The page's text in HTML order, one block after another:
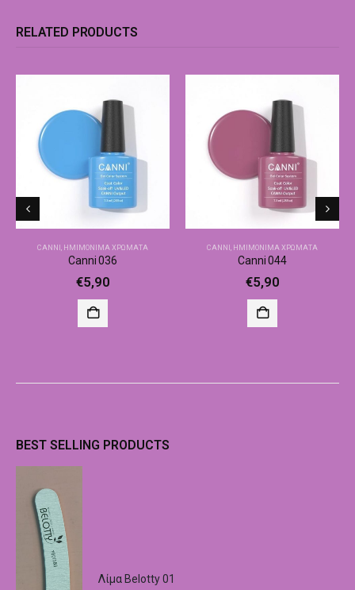
RELATED PRODUCTS
CANNI ΗΜΙΜΌΝΙΜΑ ΧΡΏΜΑΤΑ
Canni 036
€5,90
CANNI ΗΜΙΜΌΝΙΜΑ ΧΡΏΜΑΤΑ
Canni 044
€5,90
BEST SELLING PRODUCTS
Λίμα Belotty 01